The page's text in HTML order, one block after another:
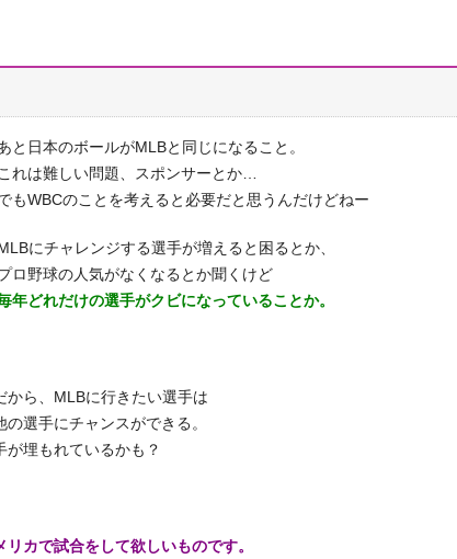
と日本のボールがMLBと同じになること。
これは難しい問題、スポンサーとか…
もWBCのことを考えると必要だと思うんだけどねー
にチャレンジする選手が増えると困るとか、
ロ野球の人気がなくなるとか聞くけど
年どれだけの選手がクビになっていることか。
ら、MLBに行きたい選手は
選手にチャンスができる。
が埋もれているかも？
カで試合をして欲しいものです。